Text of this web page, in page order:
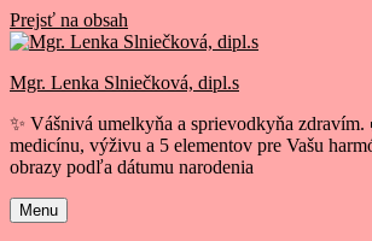
Prejsť na obsah
Mgr. Lenka Slniečková, dipl.s
✨ Vášnivá umelkyňa a sprievodkyňa zdravím.
medicínu, výživu a 5 elementov pre Vašu
obrazy podľa dátumu narodenia
Menu